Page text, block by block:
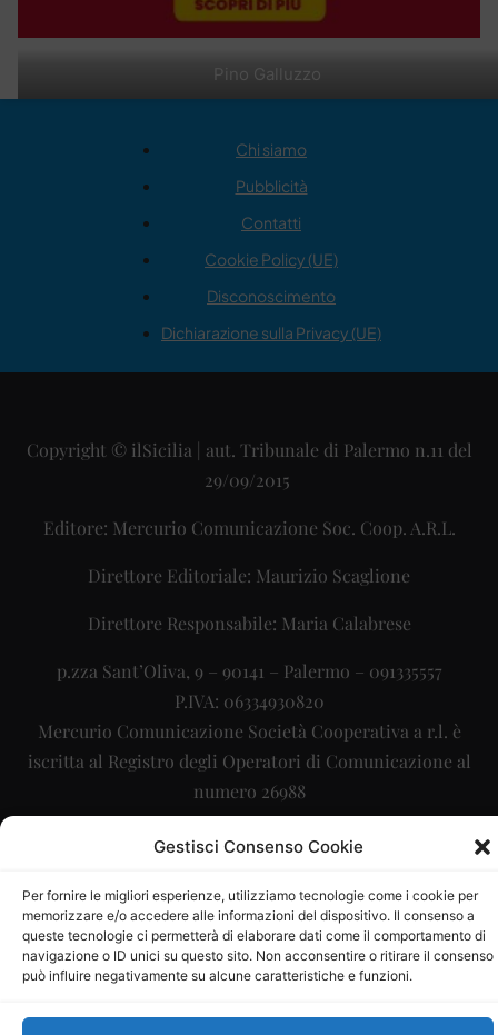
Gestisci Consenso Cookie
Per fornire le migliori esperienze, utilizziamo tecnologie come i cookie per
memorizzare e/o accedere alle informazioni del dispositivo. Il consenso a
queste tecnologie ci permetterà di elaborare dati come il comportamento di
navigazione o ID unici su questo sito. Non acconsentire o ritirare il consenso
può influire negativamente su alcune caratteristiche e funzioni.
Pino Galluzzo
Chi siamo
Pubblicità
Contatti
Cookie Policy (UE)
Disconoscimento
Dichiarazione sulla Privacy (UE)
Copyright © ilSicilia | aut. Tribunale di Palermo n.11 del
29/09/2015
Editore: Mercurio Comunicazione Soc. Coop. A.R.L.
Direttore Editoriale: Maurizio Scaglione
Direttore Responsabile: Maria Calabrese
p.zza Sant’Oliva, 9 – 90141 – Palermo – 091335557
P.IVA: 06334930820
Mercurio Comunicazione Società Cooperativa a r.l. è
iscritta al Registro degli Operatori di Comunicazione al
numero 26988
Sito gestito daLa Digitale srl– info@ladigitale.it